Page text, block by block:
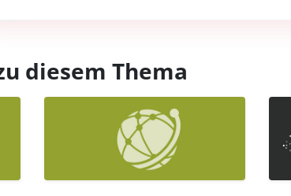
diesem Thema